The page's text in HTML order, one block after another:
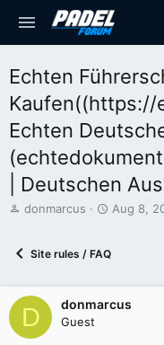
Echten
Kaufen((https://
Echten
| Deutschen
T
d
a
donmarcus
S
d
a
Aug 8,
Site rules / FAQ
D donmarcus
Guest